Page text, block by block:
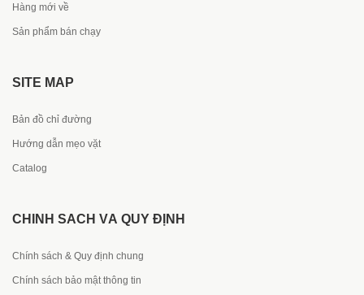
Hàng mới về
Sản phẩm bán chạy
SITE MAP
Bản đồ chỉ đường
Hướng dẫn mẹo vặt
Catalog
CHÍNH SÁCH VÀ QUY ĐỊNH
Chính sách & Quy định chung
Chính sách bảo mật thông tin